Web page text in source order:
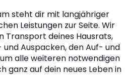
steht dir mit langjähriger
Leistungen zur Seite. Wir
Transport deines Hausrats,
und Auspacken, den Auf- und
alle weiteren notwendigen
ganz auf dein neues Leben in